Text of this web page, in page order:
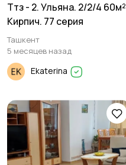
Ттз - 2. Ульяна. 2/2/4 60м²
Кирпич. 77 серия
Ташкент
5 месяцев назад
Ekaterina